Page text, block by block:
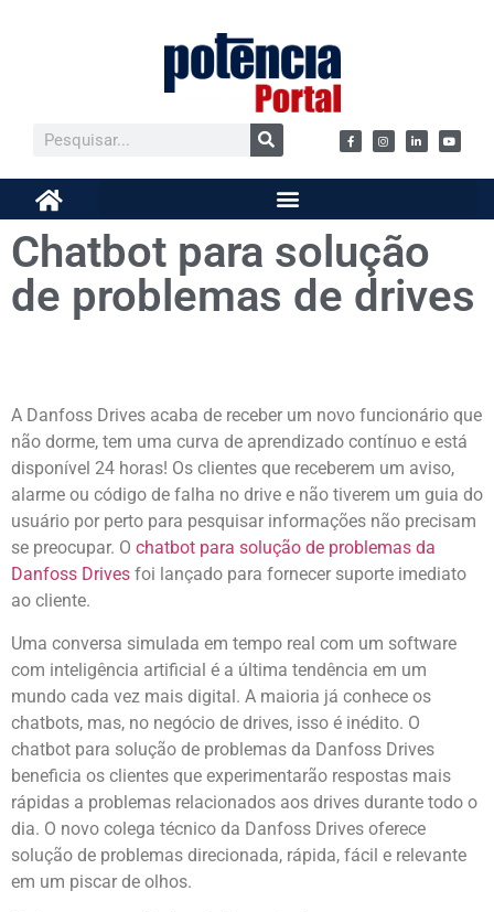
Chatbot para solução
de problemas de drives
A Danfoss Drives acaba de receber um novo funcionário que
não dorme, tem uma curva de aprendizado contínuo e está
disponível 24 horas! Os clientes que receberem um aviso,
alarme ou código de falha no drive e não tiverem um guia do
usuário por perto para pesquisar informações não precisam
se preocupar. O chatbot para solução de problemas da
Danfoss Drives foi lançado para fornecer suporte imediato
ao cliente.
Uma conversa simulada em tempo real com um software
com inteligência artificial é a última tendência em um
mundo cada vez mais digital. A maioria já conhece os
chatbots, mas, no negócio de drives, isso é inédito. O
chatbot para solução de problemas da Danfoss Drives
beneficia os clientes que experimentarão respostas mais
rápidas a problemas relacionados aos drives durante todo o
dia. O novo colega técnico da Danfoss Drives oferece
solução de problemas direcionada, rápida, fácil e relevante
em um piscar de olhos.